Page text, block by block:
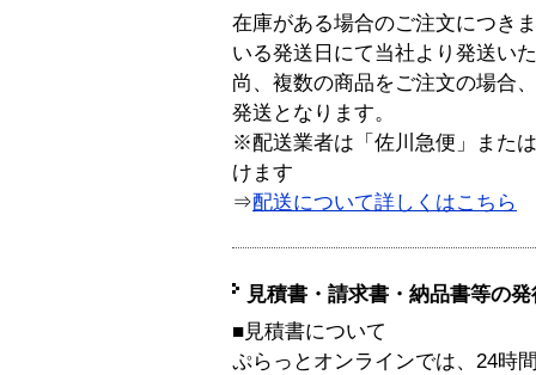
在庫がある場合のご注文につき
いる発送日にて当社より発送い
尚、複数の商品をご注文の場合
発送となります。
※配送業者は「佐川急便」また
けます
⇒配送について詳しくはこちら
見積書・請求書・納品書等の
■見積書について
ぷらっとオンラインでは、24時